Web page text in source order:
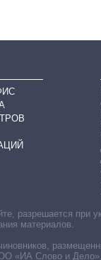
разрешается при
материалов.
«ИА Слово и